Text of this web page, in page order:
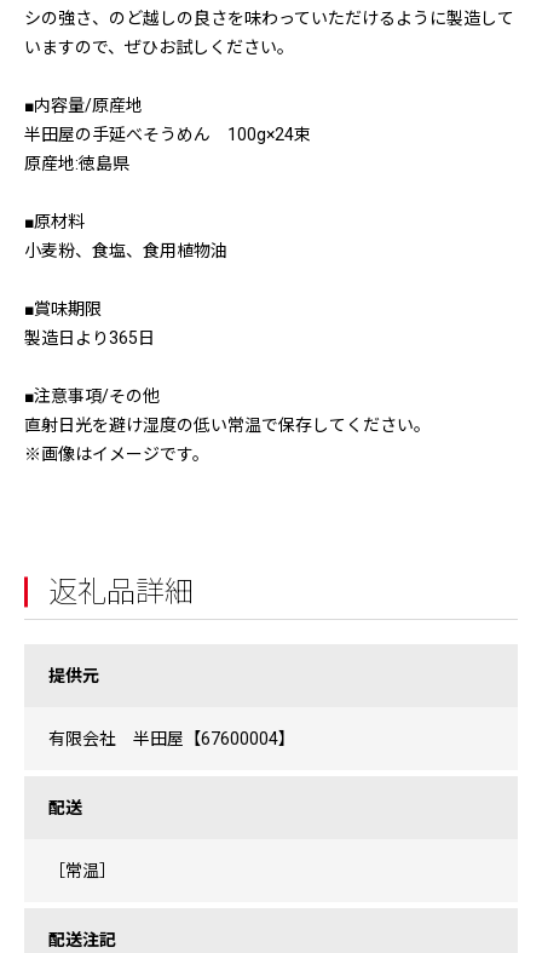
シの強さ、のど越しの良さを味わっていただけるように製造して
いますので、ぜひお試しください。
■内容量/原産地
半田屋の手延べそうめん 100g×24束
原産地:徳島県
■原材料
小麦粉、食塩、食用植物油
■賞味期限
製造日より365日
■注意事項/その他
直射日光を避け湿度の低い常温で保存してください。
※画像はイメージです。
返礼品詳細
提供元
有限会社 半田屋【67600004】
配送
［常温］
配送注記